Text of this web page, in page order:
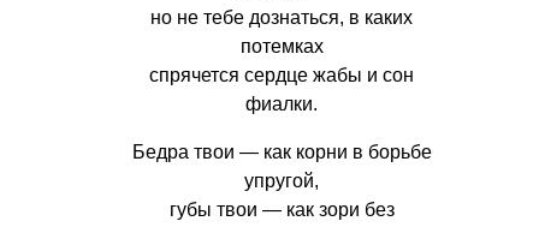
но не тебе дознаться, в каких
потемках
спрячется сердце жабы и сон
фиалки.
Бедра твои — как корни в борьбе
упругой,
губы твои — как зори без